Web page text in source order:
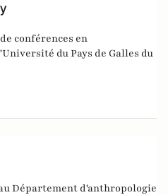
conférences en
du Pays de Galles du
Département d'anthropologie